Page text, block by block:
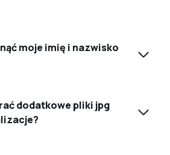
moje imię i nazwisko
dodatkowe pliki jpg